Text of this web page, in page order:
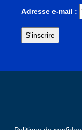
Adresse e-mail :